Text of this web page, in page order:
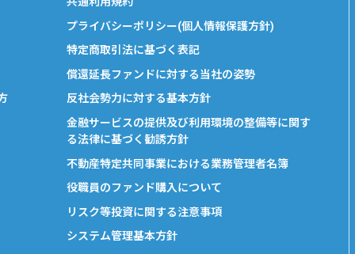
プライバシーポリシー(個人情報保護方針)
特定商取引法に基づく表記
償還延長ファンドに対する当社の姿勢
反社会勢力に対する基本方針
金融サービスの提供及び利用環境の整備等に関す
る法律に基づく勧誘方針
不動産特定共同事業における業務管理者名簿
役職員のファンド購入について
リスク等投資に関する注意事項
システム管理基本方針